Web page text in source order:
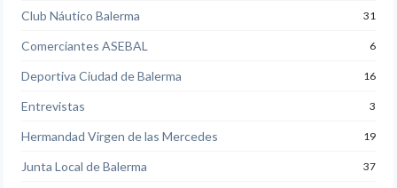
Club Náutico Balerma 31
Comerciantes ASEBAL 6
Deportiva Ciudad de Balerma 16
Entrevistas 3
Hermandad Virgen de las Mercedes 19
Junta Local de Balerma 37